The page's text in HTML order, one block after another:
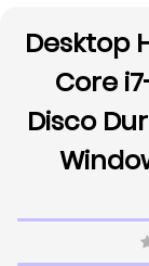
Desktop
Core
Disco